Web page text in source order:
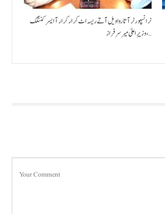
ٹرانسپورٹر آتا روا ویل آتے ریسہ اٹ کرار کرار آ ایسر کننگک
،وزیرِ اعلیٰ میر سرفراز…